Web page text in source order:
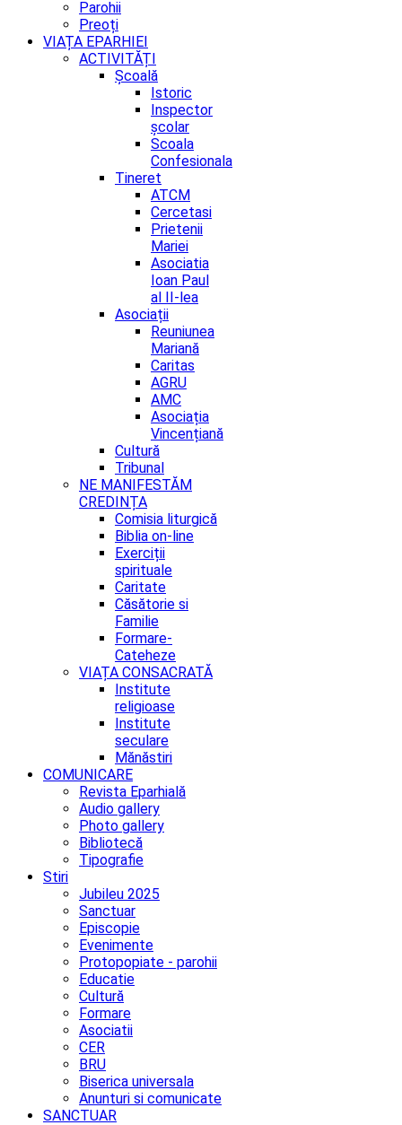
Parohii
Preoți
VIAȚA EPARHIEI
ACTIVITĂȚI
Școală
Istoric
Inspector
școlar
Scoala
Confesionala
Tineret
ATCM
Cercetasi
Prietenii
Mariei
Asociatia
Ioan Paul
al II-lea
Asociații
Reuniunea
Mariană
Caritas
AGRU
AMC
Asociația
Vincențiană
Cultură
Tribunal
NE MANIFESTĂM
CREDINȚA
Comisia liturgică
Biblia on-line
Exerciții
spirituale
Caritate
Căsătorie si
Familie
Formare-
Cateheze
VIAȚA CONSACRATĂ
Institute
religioase
Institute
seculare
Mănăstiri
COMUNICARE
Revista Eparhială
Audio gallery
Photo gallery
Bibliotecă
Tipografie
Stiri
Jubileu 2025
Sanctuar
Episcopie
Evenimente
Protopopiate - parohii
Educatie
Cultură
Formare
Asociatii
CER
BRU
Biserica universala
Anunturi si comunicate
SANCTUAR